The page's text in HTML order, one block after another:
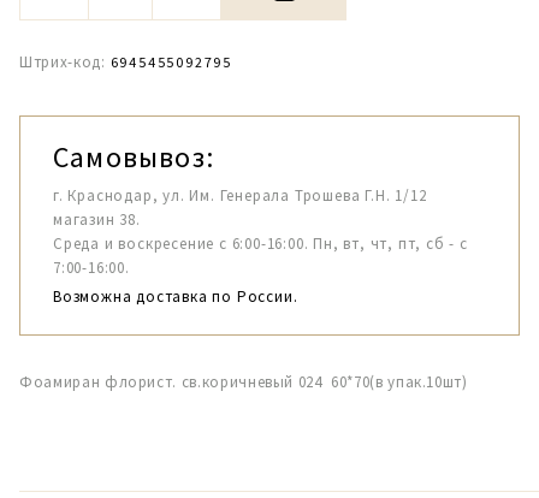
Штрих-код: 6945455092795
Самовывоз:
г. Краснодар, ул. Им. Генерала Трошева Г.Н. 1/12
магазин 38.
Среда и воскресение с 6:00-16:00. Пн, вт, чт, пт, сб - с
7:00-16:00.
Возможна доставка по России.
Фоамиран флорист. св.коричневый 024 60*70(в упак.10шт)